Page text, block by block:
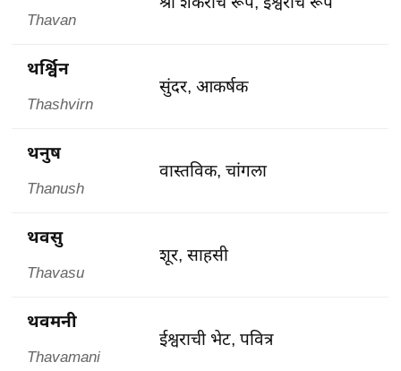
Thavan
थर्श्विन
Thashvirn
सुंदर, आकर्षक
थनुष
Thanush
वास्तविक, चांगला
थवसु
Thavasu
शूर, साहसी
थवमनी
Thavamani
ईश्वराची भेट, पवित्र